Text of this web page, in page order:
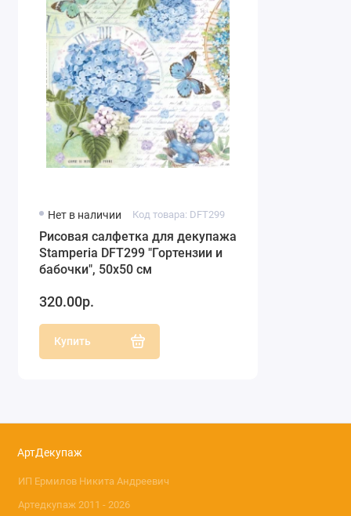
Нет в наличии Код товара: DFT299
Рисовая салфетка для декупажа
Stamperia DFT299 "Гортензии и
бабочки", 50х50 см
320.00р.
Купить
АртДекупаж
ИП Ермилов Никита Андреевич
Артедкупаж 2011 - 2026